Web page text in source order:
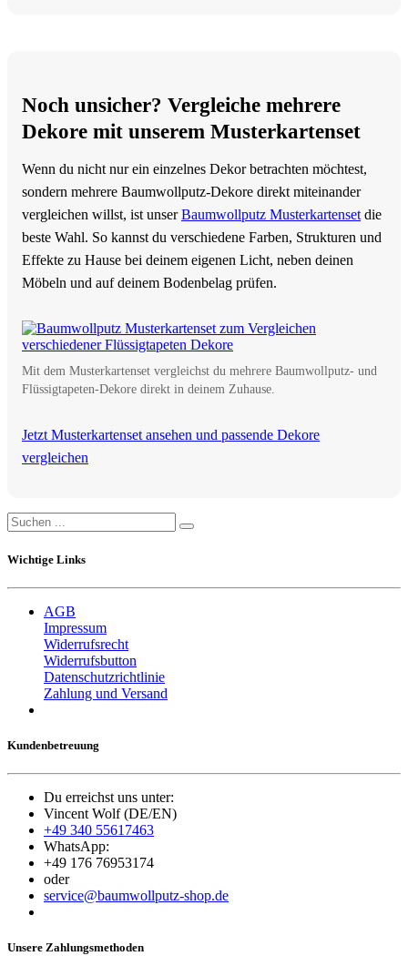
Noch unsicher? Vergleiche mehrere
Dekore mit unserem Musterkartenset
Wenn du nicht nur ein einzelnes Dekor betrachten möchtest,
sondern mehrere Baumwollputz-Dekore direkt miteinander
vergleichen willst, ist unserBaumwollputz Musterkartenset die
beste Wahl. So kannst du verschiedene Farben, Strukturen und
Effekte zu Hause bei deinem eigenen Licht, neben deinen
Möbeln und auf deinem Bodenbelag prüfen.
Mit dem Musterkartenset vergleichst du mehrere Baumwollputz- und
Flüssigtapeten-Dekore direkt in deinem Zuhause.
Jetzt Musterkartenset ansehen und passende Dekore
vergleichen
Wichtige Links
AGB
Impressum
Widerrufsrecht
Widerrufsbutton
Datenschutzrichtlinie
Zahlung und Versand
Kundenbetreuung
Du erreichst uns unter:
Vincent Wolf (DE/EN)
+49 340 55617463
WhatsApp:
+49 176 76953174
oder
service@baumwollputz-shop.de
Unsere Zahlungsmethoden